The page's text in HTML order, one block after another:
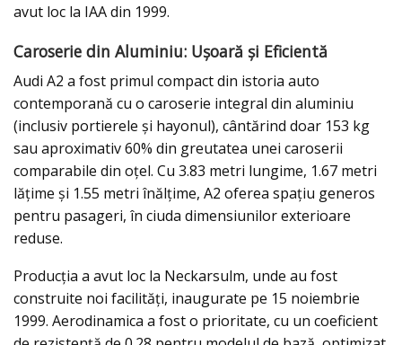
avut loc la IAA din 1999.
Caroserie din Aluminiu: Ușoară și Eficientă
Audi A2 a fost primul compact din istoria auto
contemporană cu o caroserie integral din aluminiu
(inclusiv portierele și hayonul), cântărind doar 153 kg
sau aproximativ 60% din greutatea unei caroserii
comparabile din oțel. Cu 3.83 metri lungime, 1.67 metri
lățime și 1.55 metri înălțime, A2 oferea spațiu generos
pentru pasageri, în ciuda dimensiunilor exterioare
reduse.
Producția a avut loc la Neckarsulm, unde au fost
construite noi facilități, inaugurate pe 15 noiembrie
1999. Aerodinamica a fost o prioritate, cu un coeficient